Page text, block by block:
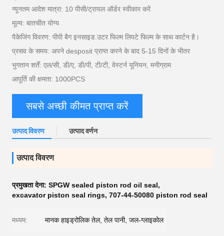
न्यूनतम आदेश मात्रा: 10 पीसी/ट्रायल ऑर्डर स्वीकार करें
मूल्य: बातचीत योग्य
पैकेजिंग विवरण: पीपी बैग इनसाइड.उटर फिल्म लिपटे फिल्म के साथ कार्टन है।
प्रसव के समय: अपने desposit प्राप्त करने के बाद 5-15 दिनों के भीतर
भुगतान शर्तें: एल/सी, डी/ए, डी/पी, टी/टी, वेस्टर्न यूनियन, मनीग्राम
आपूर्ति की क्षमता: 1000PCS
सबसे अच्छी कीमत प्राप्त करें
उत्पाद विवरण उत्पाद वर्णन
उत्पाद विवरण
प्रमुखता देना: SPGW sealed piston rod oil seal,
excavator piston seal rings, 707-44-50080 piston rod seal
मध्यम: मानक हाइड्रोलिक तेल, तेल पानी, जल-ग्लाइकोल